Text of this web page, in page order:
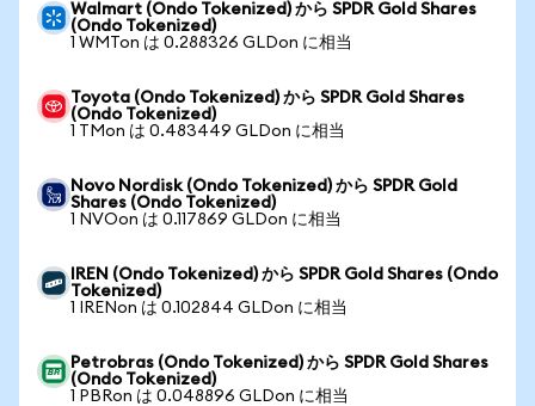
Walmart (Ondo Tokenized) から SPDR Gold Shares
(Ondo Tokenized)
1 WMTon は 0.288326 GLDon に相当
Toyota (Ondo Tokenized) から SPDR Gold Shares
(Ondo Tokenized)
1 TMon は 0.483449 GLDon に相当
Novo Nordisk (Ondo Tokenized) から SPDR Gold
Shares (Ondo Tokenized)
1 NVOon は 0.117869 GLDon に相当
IREN (Ondo Tokenized) から SPDR Gold Shares (Ondo
Tokenized)
1 IRENon は 0.102844 GLDon に相当
Petrobras (Ondo Tokenized) から SPDR Gold Shares
(Ondo Tokenized)
1 PBRon は 0.048896 GLDon に相当